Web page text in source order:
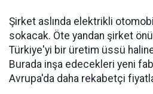
Şirket aslında elektrikli
sokacak. Öte yandan şirket
Türkiye'yi bir üretim üssü
Burada inşa edecekleri yeni
Avrupa'da daha rekabetçi